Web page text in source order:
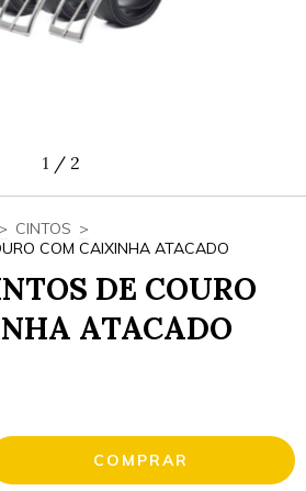
1 / 2
> CINTOS >
COM CAIXINHA ATACADO
DE COURO
ATACADO